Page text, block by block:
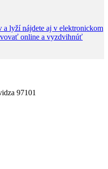
a lyží nájdete aj v elektronickom
online a vyzdvihnúť
97101